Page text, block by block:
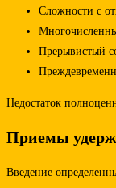
Сложности с
Прерывистый
Недостаток
Приемы
Введение